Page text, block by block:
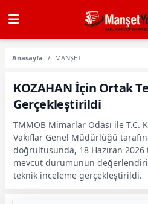
Anasayfa MANŞET
KOZAHAN İçin Ortak
Gerçekleştirildi
TMMOB Mimarlar Odası ile T.C.
Vakıflar Genel Müdürlüğü
doğrultusunda, 18 Haziran 2026
mevcut durumunun
teknik inceleme gerçekleştirildi.